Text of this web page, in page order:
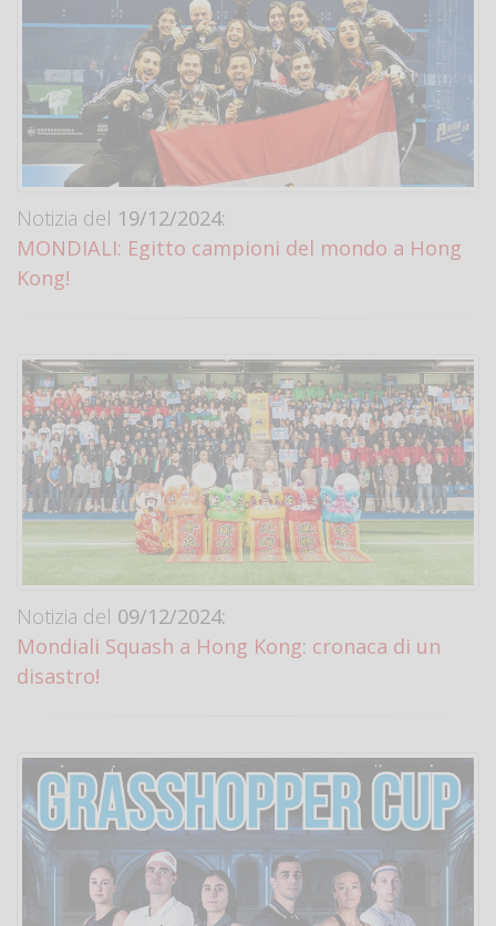
Notizia del 19/12/2024:
MONDIALI: Egitto campioni del mondo a Hong
Kong!
Notizia del 09/12/2024:
Mondiali Squash a Hong Kong: cronaca di un
disastro!